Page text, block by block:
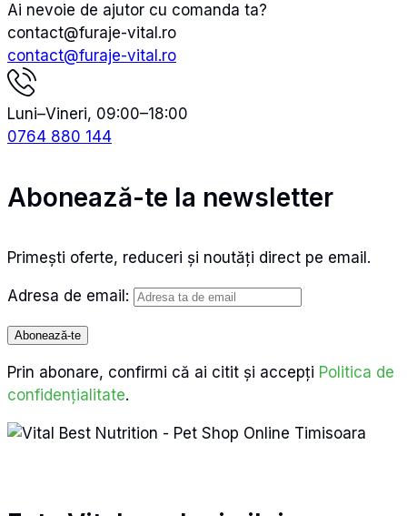
Ai nevoie de ajutor cu comanda ta?
contact@furaje-vital.ro
contact@furaje-vital.ro
Luni–Vineri, 09:00–18:00
0764 880 144
Abonează-te la newsletter
Primești oferte, reduceri și noutăți direct pe email.
Adresa de email:
Prin abonare, confirmi că ai citit și accepți Politica de
confidențialitate.